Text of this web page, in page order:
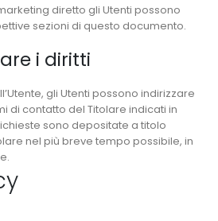
diretto gli Utenti possono
sezioni di questo documento.
i diritti
gli Utenti possono indirizzare
di contatto del Titolare indicati in
sono depositate a titolo
nel più breve tempo possibile, in